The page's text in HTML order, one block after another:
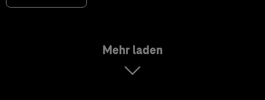
Mehr laden